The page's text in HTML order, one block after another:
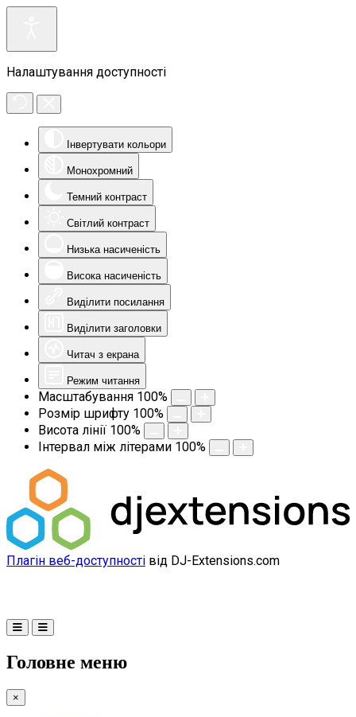
Налаштування доступності
Інвертувати кольори
Монохромний
Темний контраст
Світлий контраст
Низька насиченість
Висока насиченість
Виділити посилання
Виділити заголовки
Читач з екрана
Режим читання
Масштабування 100%
Розмір шрифту 100%
Висота лінії 100%
Інтервал між літерами 100%
Плагін веб-доступності від DJ-Extensions.com
Головне меню
×